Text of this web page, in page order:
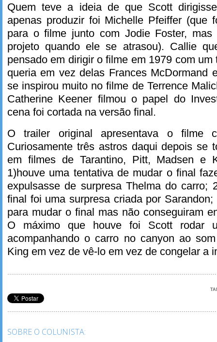
Quem teve a ideia de que Scott
apenas produzir foi Michelle Pfeiffer (que
para o filme junto com Jodie Foster,
projeto quando ele se atrasou). Callie
pensado em dirigir o filme em 1979 com
queria em vez delas Frances McDormand
se inspirou muito no filme de Terrence
Catherine Keener filmou o papel do
cena foi cortada na versão final.
O trailer original apresentava o filme
Curiosamente três astros daqui depois se
em filmes de Tarantino, Pitt, Madsen e
1)houve uma tentativa de mudar o final
expulsasse de surpresa Thelma do carro;
final foi uma surpresa criada por
para mudar o final mas não conseguiram
O máximo que houve foi Scott rodar
acompanhando o carro no canyon ao
King em vez de vê-lo em vez de congelar a
SOBRE O COLUNISTA: